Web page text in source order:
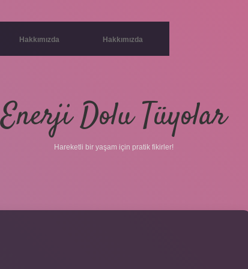
Hakkımızda Hakkımızda
Enerji Dolu Tüyolar
Hareketli bir yaşam için pratik fikirler!